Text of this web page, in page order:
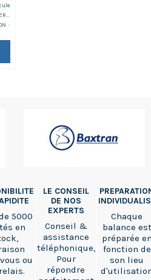
:
5000
en
ou
LE CONSEIL
DE NOS
EXPERTS
Conseil &
assistance
téléphonique,
Pour
répondre
Chaque
balance est
préparée
fonction de
son lieu